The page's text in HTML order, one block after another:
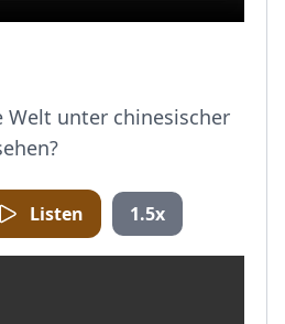
Welt unter chinesischer
Listen 1.5x